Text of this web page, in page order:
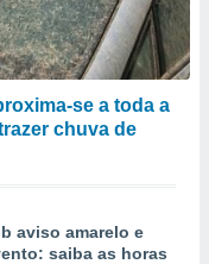
se a toda a
chuva de
aviso amarelo e
saiba as horas